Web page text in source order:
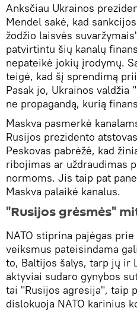
Anksčiau Ukrainos
Mendel sakė, kad
žodžio laisvės
patvirtintu šių kanalų
nepateikė jokių įrodymų.
teigė, kad šį sprendimą
Pasak jo, Ukrainos valdžia
ne propagandą, kurią
Maskva pasmerkė
Rusijos prezidento
Peskovas pabrėžė, kad
ribojimas ar uždraudimas
normoms. Jis taip pat
Maskva palaikė kanalus.
"Rusijos grėsmės"
NATO stiprina pajėgas
veiksmus pateisindama
to, Baltijos šalys, tarp jų ir
aktyviai sudaro gynybos
tai "Rusijos agresija", taip
dislokuoja NATO karinius